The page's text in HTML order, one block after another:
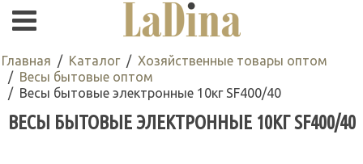
Главная Каталог
Хозяйственные товары оптом
Весы бытовые оптом
Весы бытовые электронные 10кг SF400/40
ВЕСЫ БЫТОВЫЕ ЭЛЕКТРОННЫЕ 10КГ SF400/40